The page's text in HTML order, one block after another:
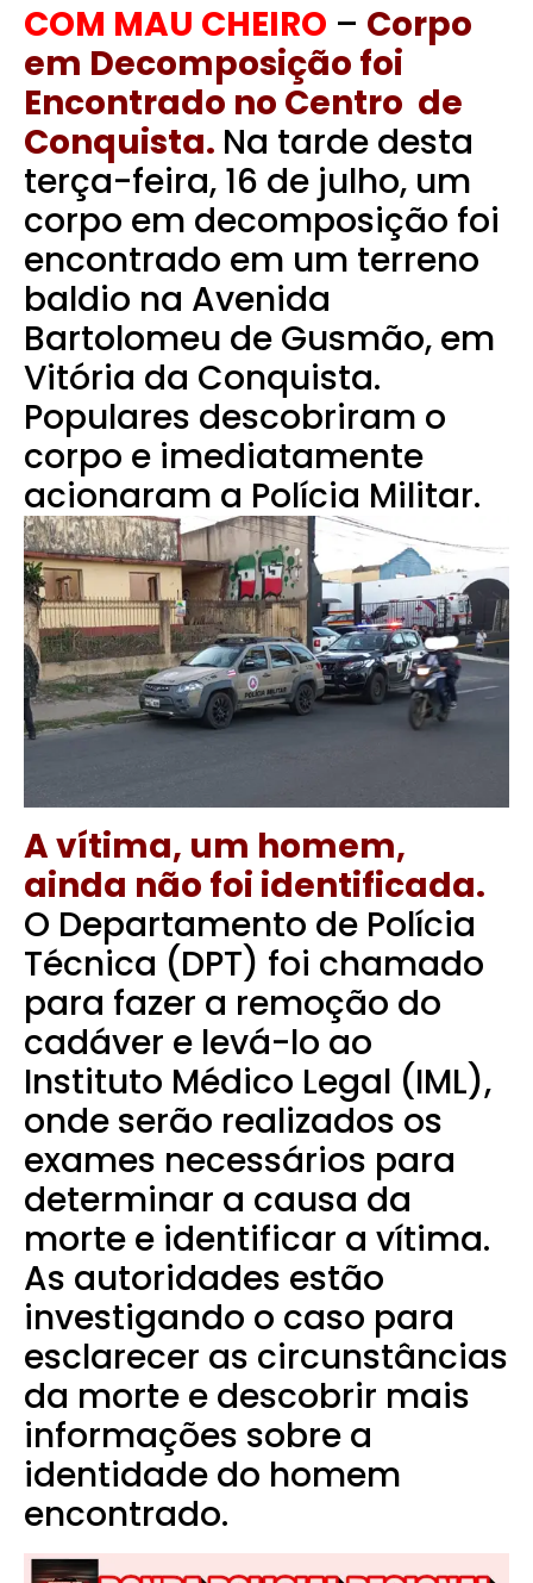
COM MAU CHEIRO – Corpo
em Decomposição foi
Encontrado no Centro de
Conquista. Na tarde desta
terça-feira, 16 de julho, um
corpo em decomposição foi
encontrado em um terreno
baldio na Avenida
Bartolomeu de Gusmão, em
Vitória da Conquista.
Populares descobriram o
corpo e imediatamente
acionaram a Polícia Militar.
A vítima, um homem,
ainda não foi identificada.
O Departamento de Polícia
Técnica (DPT) foi chamado
para fazer a remoção do
cadáver e levá-lo ao
Instituto Médico Legal (IML),
onde serão realizados os
exames necessários para
determinar a causa da
morte e identificar a vítima.
As autoridades estão
investigando o caso para
esclarecer as circunstâncias
da morte e descobrir mais
informações sobre a
identidade do homem
encontrado.